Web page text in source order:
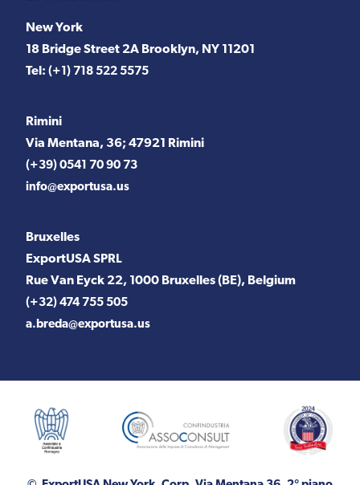
New York
18 Bridge Street 2A Brooklyn, NY 11201
Tel: (+1) 718 522 5575
Rimini
Via Mentana, 36; 47921 Rimini
(+39) 0541 70 90 73
info@exportusa.us
Bruxelles
ExportUSA SPRL
Rue Van Eyck 22, 1000 Bruxelles (BE), Belgium
(+32) 474 755 505
a.breda@exportusa.us